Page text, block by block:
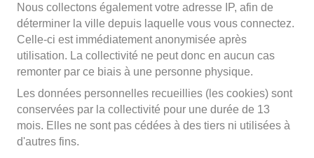
Nous collectons également votre adresse IP, afin de
déterminer la ville depuis laquelle vous vous connectez.
Celle-ci est immédiatement anonymisée après
utilisation. La collectivité ne peut donc en aucun cas
remonter par ce biais à une personne physique.
Les données personnelles recueillies (les cookies) sont
conservées par la collectivité pour une durée de 13
mois. Elles ne sont pas cédées à des tiers ni utilisées à
d'autres fins.